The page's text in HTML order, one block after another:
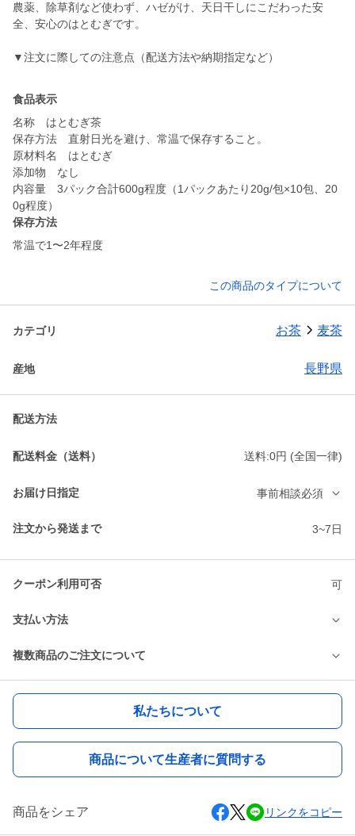
農薬、除草剤など使わず、ハゼがけ、天日干しにこだわった安
全、安心のはとむぎです。
食品表示
名称 はとむぎ茶
保存方法 直射日光を避け、常温で保存すること。
原材料名 はとむぎ
添加物 なし
内容量 3パック合計600g程度（1パックあたり20g/包×10包、20
保存方法
常温で1〜2年程度
この商品のタイプについて
カテゴリ お茶 麦茶
産地 長野県
配送方法
配送料金（送料） 送料:0円 (全国一律)
お届け日指定 事前相談必須
注文から発送まで 3~7日
クーポン利用可否 可
支払い方法
複数商品のご注文について
私たちについて
商品について生産者に質問する
商品をシェア リンクをコピー